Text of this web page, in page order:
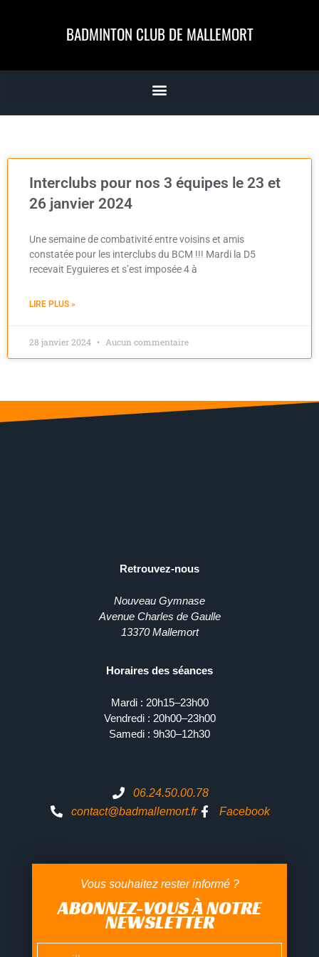
BADMINTON CLUB DE MALLEMORT
Interclubs pour nos 3 équipes le 23 et
26 janvier 2024
Une semaine de combativité entre voisins et amis
constatée pour les interclubs du BCM !!! Mardi la D5
recevait Eyguieres et s’est imposée 4 à
LIRE PLUS »
28 janvier 2024 Aucun commentaire
Retrouvez-nous
Nouveau Gymnase
Avenue Charles de Gaulle
13370 Mallemort
Horaires des séances
Mardi : 20h15–23h00
Vendredi : 20h00–23h00
Samedi : 9h30–12h30
06.24.50.00.78
contact@badmallemort.fr
Facebook
Vous souhaitez rester informé ?
ABONNEZ-VOUS À NOTRE
NEWSLETTER